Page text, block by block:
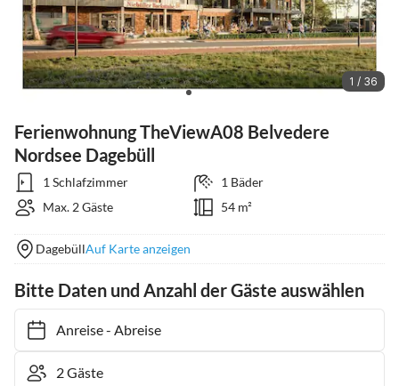
1 / 36
Ferienwohnung TheViewA08 Belvedere
Nordsee Dagebüll
1 Schlafzimmer
1 Bäder
Max. 2 Gäste
54 m²
DagebüllAuf Karte anzeigen
Bitte Daten und Anzahl der Gäste auswählen
Anreise- Abreise